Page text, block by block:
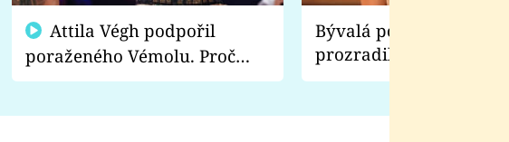
poraženého Vémolu. Proč
chce raději zápasit s ním než
Bývalá pornoherečka
prozradila, co ji
natáčení Euforie.